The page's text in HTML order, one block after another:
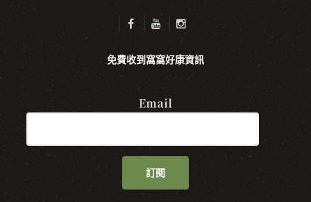
免費收到窩窩好康資訊
Email
訂閱